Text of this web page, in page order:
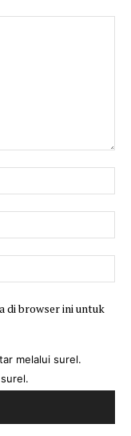
di browser ini untuk
melalui surel.